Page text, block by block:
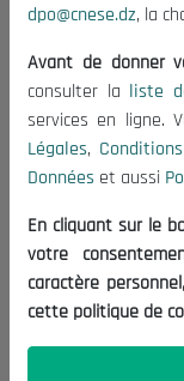
Mentions
Conditions
Politique de
Politique des
Nous
(+213)
Newsletter
dernières
dpo@cnese.dz, la
Avant de donner
consulter la liste
services en ligne.
Légales,
Données et aussi
En cliquant sur le
votre
caractère
cette politique de